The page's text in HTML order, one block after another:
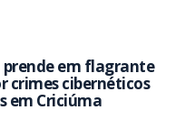
prende em flagrante
crimes cibernéticos
em Criciúma